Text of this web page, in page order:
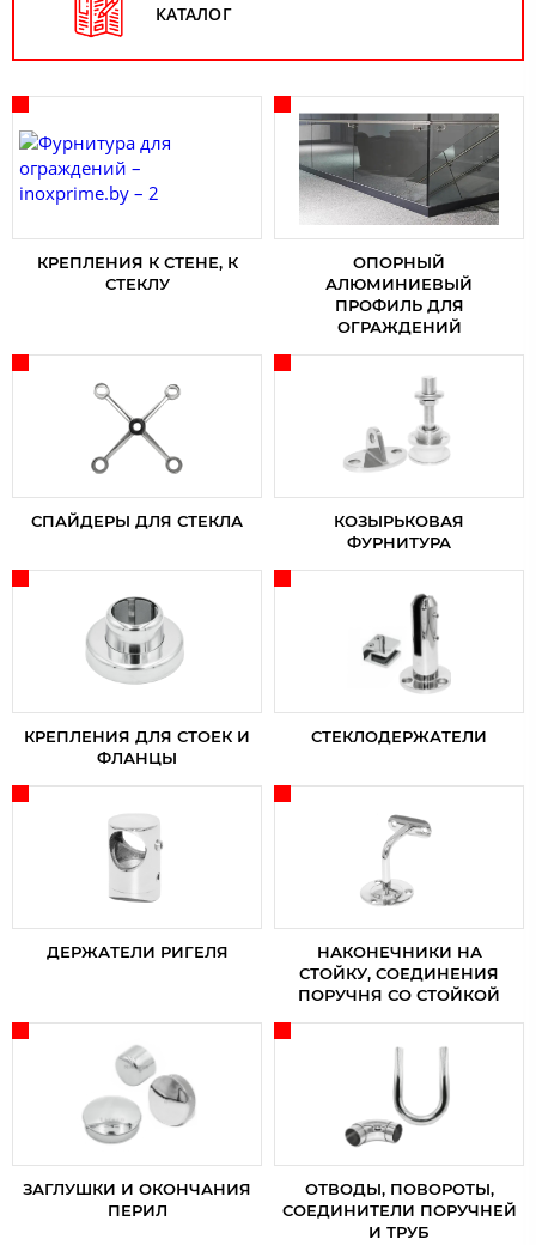
КАТАЛОГ
КРЕПЛЕНИЯ К СТЕНЕ, К
СТЕКЛУ
ОПОРНЫЙ
АЛЮМИНИЕВЫЙ
ПРОФИЛЬ ДЛЯ
ОГРАЖДЕНИЙ
СПАЙДЕРЫ ДЛЯ СТЕКЛА
КОЗЫРЬКОВАЯ
ФУРНИТУРА
КРЕПЛЕНИЯ ДЛЯ СТОЕК И
ФЛАНЦЫ
СТЕКЛОДЕРЖАТЕЛИ
ДЕРЖАТЕЛИ РИГЕЛЯ
НАКОНЕЧНИКИ НА
СТОЙКУ, СОЕДИНЕНИЯ
ПОРУЧНЯ СО СТОЙКОЙ
ЗАГЛУШКИ И ОКОНЧАНИЯ
ПЕРИЛ
ОТВОДЫ, ПОВОРОТЫ,
СОЕДИНИТЕЛИ ПОРУЧНЕЙ
И ТРУБ